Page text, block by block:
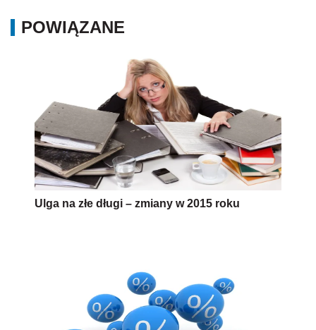
POWIĄZANE
Ulga na złe długi – zmiany w 2015 roku